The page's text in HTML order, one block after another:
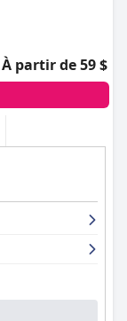
À partir de 59 $